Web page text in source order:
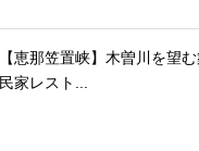
【恵那笠置峡】木曽川を望
民家レスト...